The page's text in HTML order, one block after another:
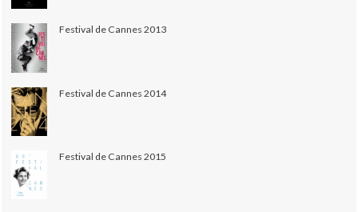
Festival de Cannes 2013
Festival de Cannes 2014
Festival de Cannes 2015